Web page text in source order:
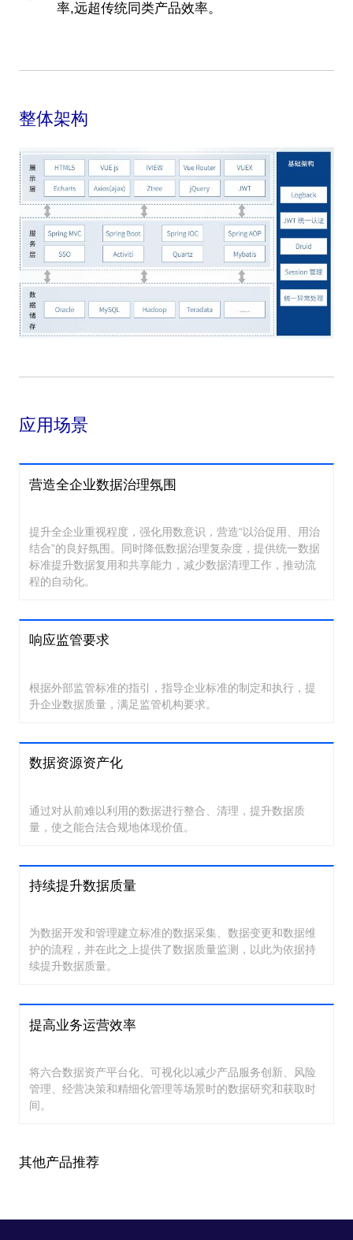
率,远超传统同类产品效率。
整体架构
应用场景
营造全企业数据治理氛围
提升全企业重视程度，强化用数意识，营造“以治促用、用治
结合”的良好氛围。同时降低数据治理复杂度，提供统一数据
标准提升数据复用和共享能力，减少数据清理工作，推动流
程的自动化。
响应监管要求
根据外部监管标准的指引，指导企业标准的制定和执行，提
升企业数据质量，满足监管机构要求。
数据资源资产化
通过对从前难以利用的数据进行整合、清理，提升数据质
量，使之能合法合规地体现价值。
持续提升数据质量
为数据开发和管理建立标准的数据采集、数据变更和数据维
护的流程，并在此之上提供了数据质量监测，以此为依据持
续提升数据质量。
提高业务运营效率
将六合数据资产平台化、可视化以减少产品服务创新、风险
管理、经营决策和精细化管理等场景时的数据研究和获取时
间。
其他产品推荐